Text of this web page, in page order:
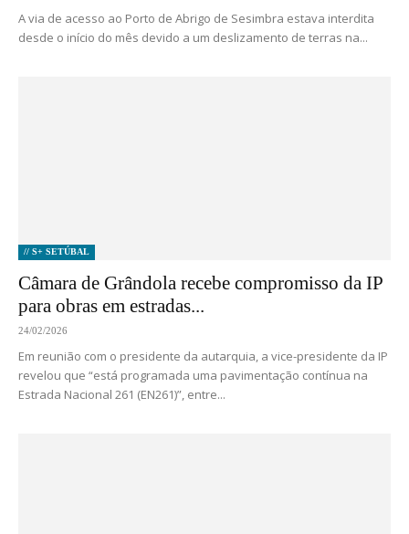
A via de acesso ao Porto de Abrigo de Sesimbra estava interdita
desde o início do mês devido a um deslizamento de terras na...
// S+ SETÚBAL
Câmara de Grândola recebe compromisso da IP
para obras em estradas...
24/02/2026
Em reunião com o presidente da autarquia, a vice-presidente da IP
revelou que “está programada uma pavimentação contínua na
Estrada Nacional 261 (EN261)”, entre...